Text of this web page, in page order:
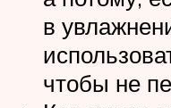
в
чтобы не